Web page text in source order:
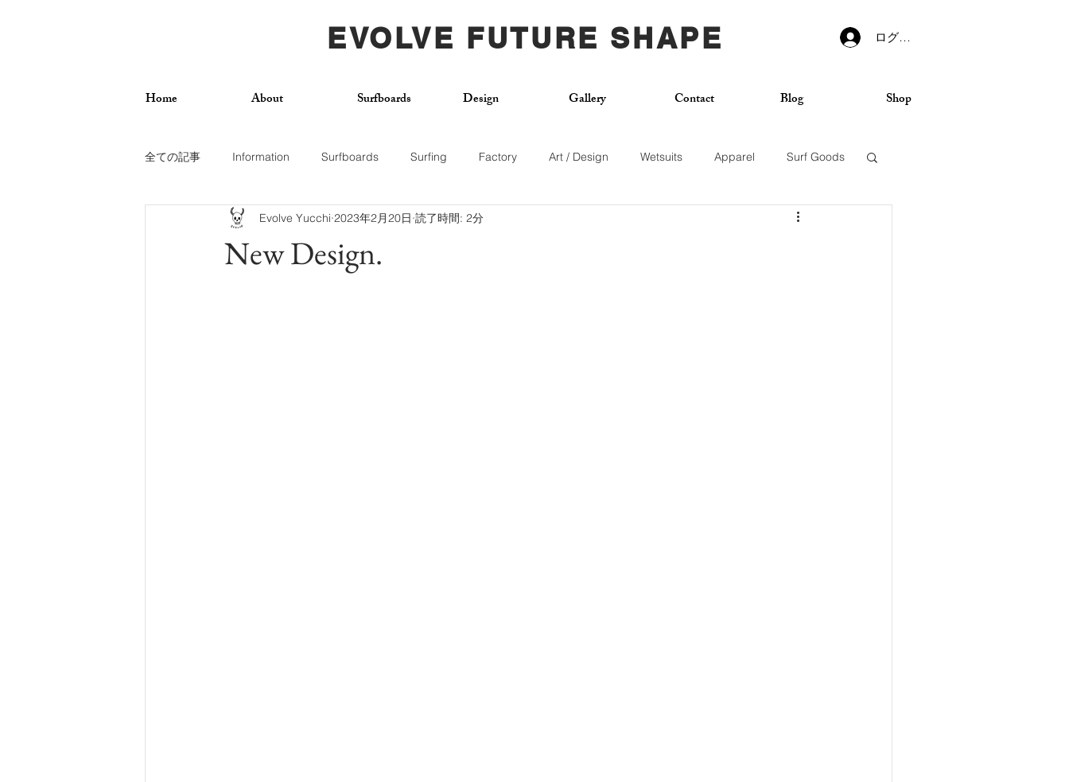
EVOLVE FUTURE SHAPE ログイン
Home About Surfboards Design Gallery Contact Blog Shop
全ての記事 Information Surfboards Surfing Factory Art / Design Wetsuits Apparel Surf Goods
Photos Surf Trip Used Board Surf School Sticker
New Design.
Evolve Yucchi 2023年2月20日 読了時間: 2分